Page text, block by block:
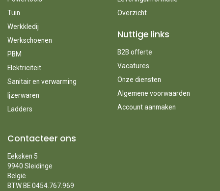
Tuin
Werkkledij
Werkschoenen
PBM
Elektriciteit
Sanitair en verwarming
Ijzerwaren
Ladders
Overzicht
Nuttige links
B2B offerte
Vacatures
Onze diensten
Algemene voorwaarden
Account aanmaken
Contacteer ons
Eeksken 5
9940 Sleidinge
België
BTW BE 0454.767.969